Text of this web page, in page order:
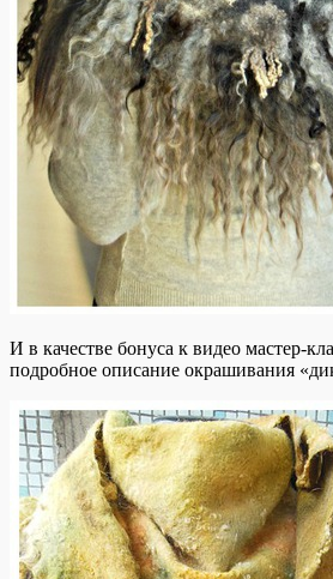
И в качестве бонуса к видео мастер-
подробное описание окрашивания